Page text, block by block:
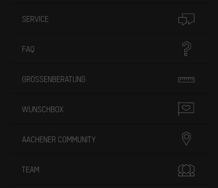
SERVICE
FAQ
GRÖSSENBERATUNG
WUNSCHBOX
AACHENER COMMUNITY
TEAM